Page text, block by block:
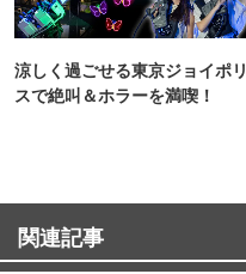
涼しく過ごせる東京ジョイポリ
スで絶叫＆ホラーを満喫！
関連記事